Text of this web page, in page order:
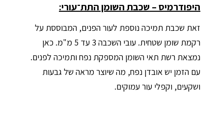
היפודרמיס – שכבת השומן התת־עורי:
זאת שכבת תמיכה נוספת לעור הפנים, המבוססת על
רקמת שומן שטחית. עובי השכבה 3 עד 5 מ"מ. כאן
נמצאת רשת תאי השומן המספקת נפח ותמיכה לפנים.
עם הזמן יש אובדן נפח, מה שיוצר מראה של גבעות
ושקעים, וקפלי עור עמוקים.